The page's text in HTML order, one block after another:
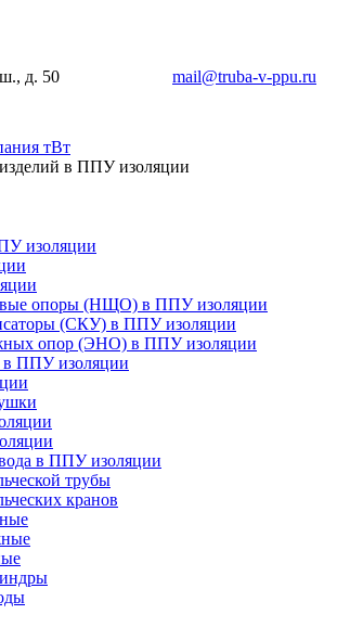
ш., д. 50 mail@truba-v-ppu.ru
в ППУ изоляции
изоляции
опоры (НЩО) в ППУ изоляции
(СКУ) в ППУ изоляции
опор (ЭНО) в ППУ изоляции
в ППУ изоляции
в ППУ изоляции
трубы
кранов